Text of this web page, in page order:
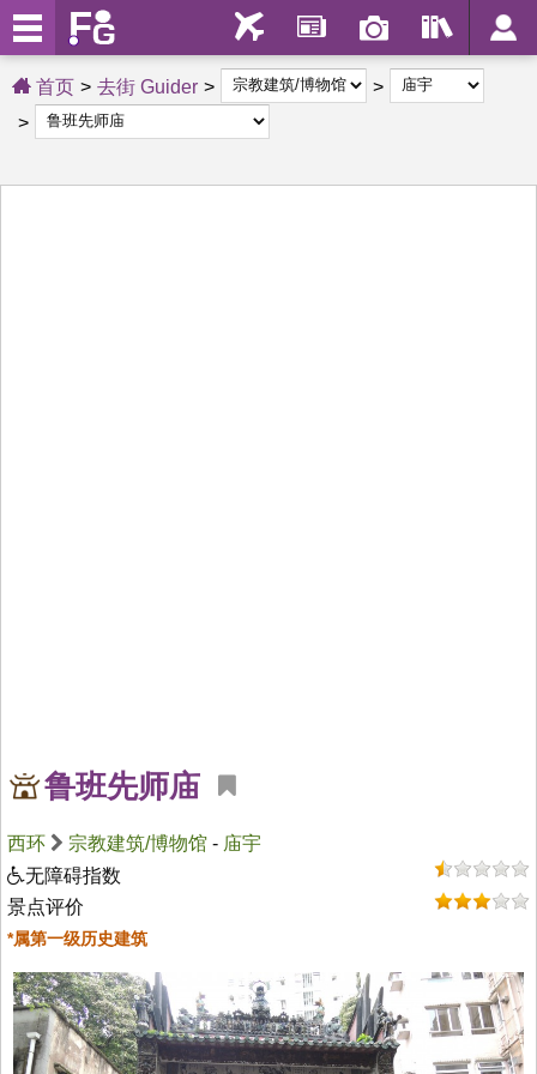
首页 去街 Guider
鲁班先师庙
西环 宗教建筑/博物馆 - 庙宇
无障碍指数
景点评价
*属第一级历史建筑